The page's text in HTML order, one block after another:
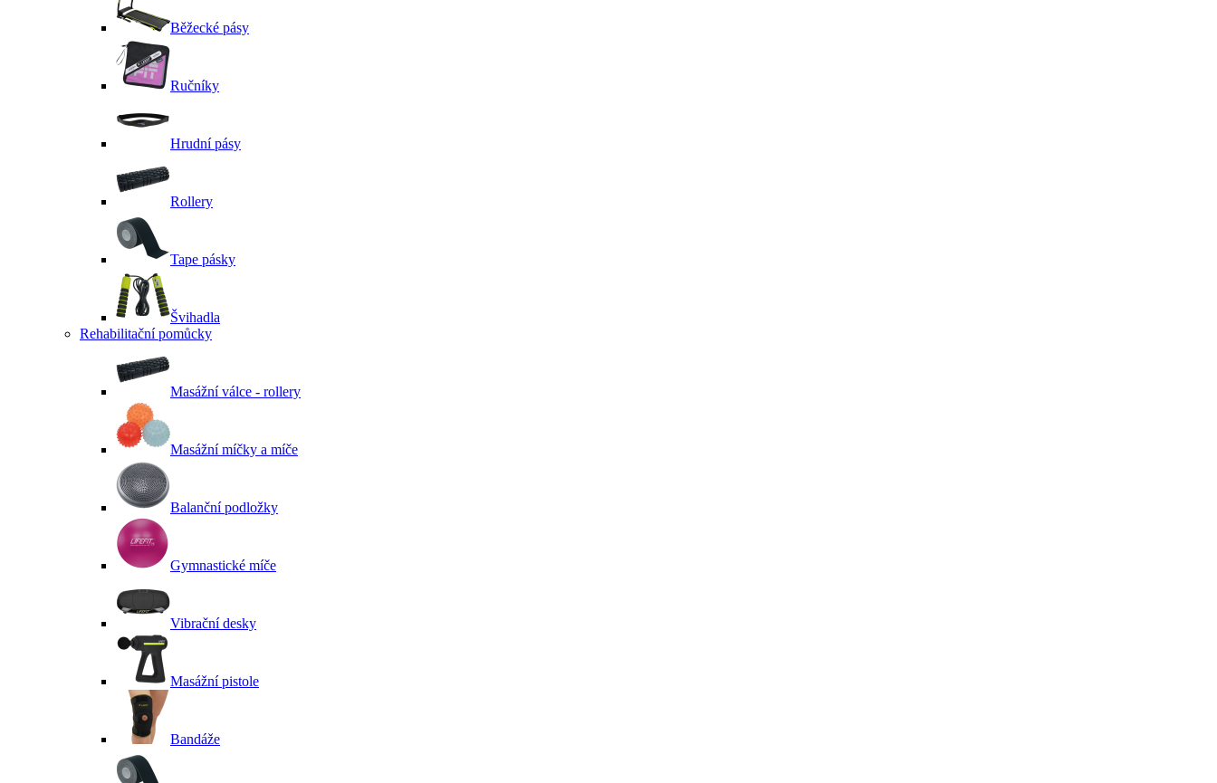
Běžecké pásy
Ručníky
Hrudní pásy
Rollery
Tape pásky
Švihadla
Rehabilitační pomůcky
Masážní válce - rollery
Masážní míčky a míče
Balanční podložky
Gymnastické míče
Vibrační desky
Masážní pistole
Bandáže